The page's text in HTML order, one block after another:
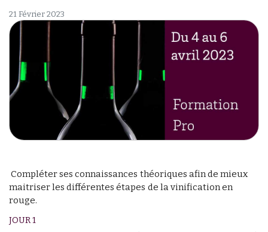
21 Février 2023
Compléter ses connaissances théoriques afin de mieux
maitriser les différentes étapes de la vinification en
rouge.
JOUR 1